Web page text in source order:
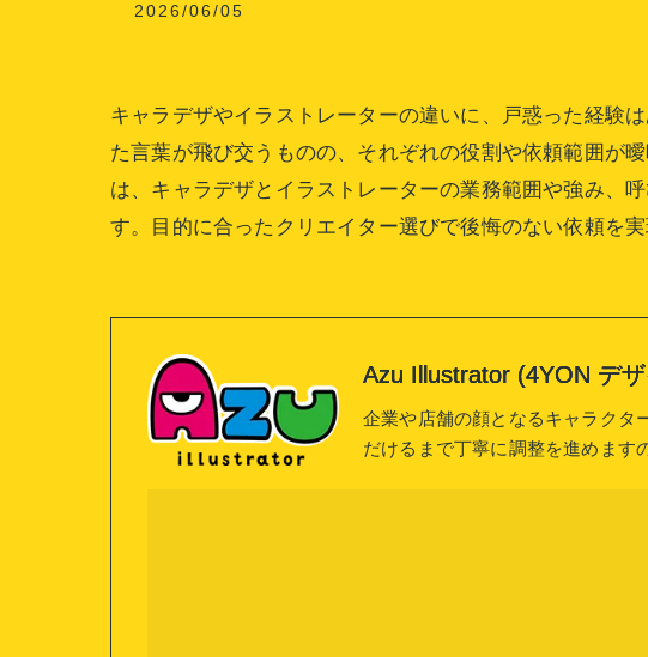
2026/06/05
キャラデザやイラストレーターの違いに、戸惑った経験
た言葉が飛び交うものの、それぞれの役割や依頼範囲が
は、キャラデザとイラストレーターの業務範囲や強み、
す。目的に合ったクリエイター選びで後悔のない依頼を
Azu Illustrator (4YON デ
企業や店舗の顔となるキャラクタ
だけるまで丁寧に調整を進めます